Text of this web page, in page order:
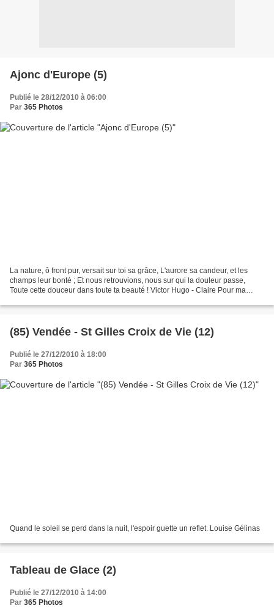
Ajonc d'Europe (5)
Publié le 28/12/2010 à 06:00
Par 365 Photos
La nature, ô front pur, versait sur toi sa grâce, L'aurore sa candeur, et les
champs leur bonté ; Et nous retrouvions, nous sur qui la douleur passe,
Toute cette douceur dans toute ta beauté ! Victor Hugo - Claire Pour ma
(85) Vendée - St Gilles Croix de Vie (12)
Publié le 27/12/2010 à 18:00
Par 365 Photos
Quand le soleil se perd dans la nuit, l'espoir guette un reflet. Louise Gélinas
Tableau de Glace (2)
Publié le 27/12/2010 à 14:00
Par 365 Photos